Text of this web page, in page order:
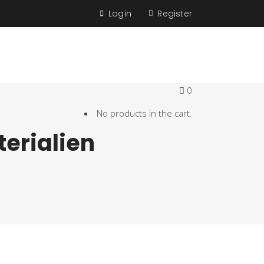
Login Register
0
No products in the cart.